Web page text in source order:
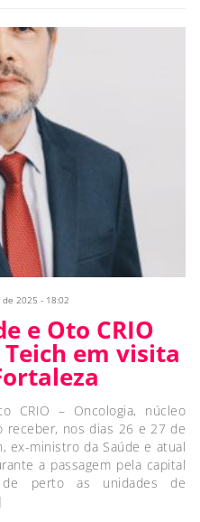
2025 - 18:02
e Oto CRIO
em visita
CRIO – Oncologia, núcleo
receber, nos dias 26 e 27 de
ex-ministro da Saúde e atual
a passagem pela capital
de perto as unidades de